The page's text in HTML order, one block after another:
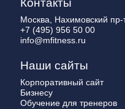
Контакты
Москва, Нахимовский пр-
+7 (495) 956 50 00
info@mfitness.ru
Наши сайты
Корпоративный сайт
Бизнесу
Обучение для тренеров